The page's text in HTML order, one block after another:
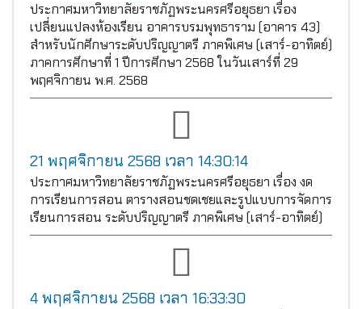
ประกาศมหาวิทยาลัยราชภัฏพระนครศรีอยุธยา เรื่อง
เปลี่ยนแปลงห้องเรียน อาคารบรมพุทธาราม (อาคาร 43)
สำหรับนักศึกษาระดับปริญญาตรี ภาคพิเศษ (เสาร์-อาทิตย์)
ภาคการศึกษาที่ 1 ปีการศึกษา 2568 ในวันเสาร์ที่ 29
พฤศจิกายน พ.ศ. 2568
21 พฤศจิกายน 2568 เวลา 14:30:14
ประกาศมหาวิทยาลัยราชภัฏพระนครศรีอยุธยา เรื่อง งด
การเรียนการสอน ตารางสอนชดเชยและรูปแบบการจัดการ
เรียนการสอน ระดับปริญญาตรี ภาคพิเศษ (เสาร์-อาทิตย์)
4 พฤศจิกายน 2568 เวลา 16:33:30